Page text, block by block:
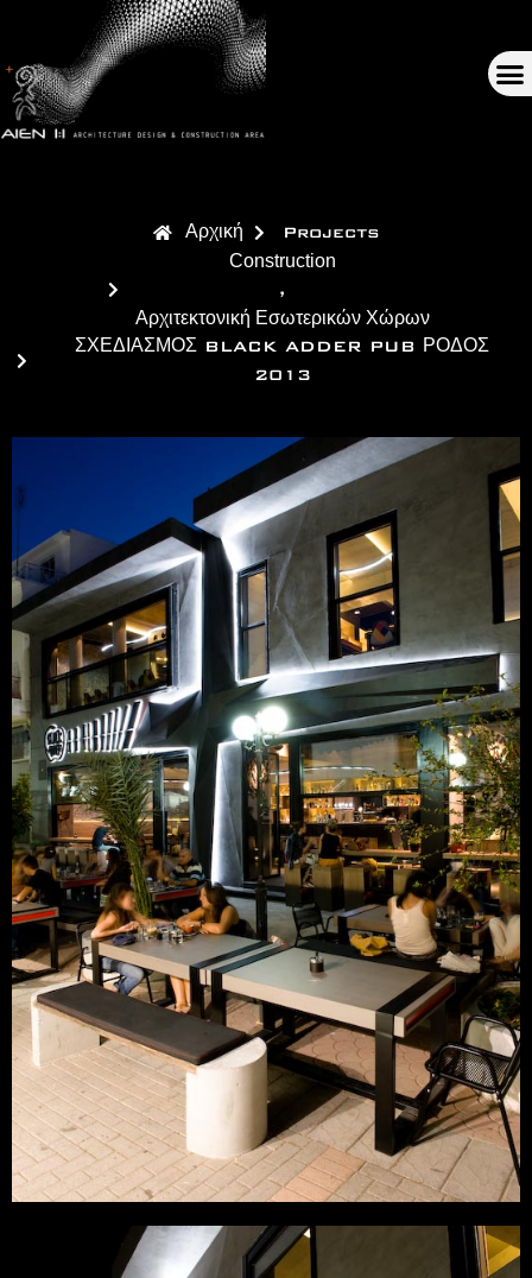
Αρχική
Projects
Construction
,
Αρχιτεκτονική Εσωτερικών Χώρων
ΣΧΕΔΙΑΣΜΟΣ BLACK ADDER PUB ΡΟΔΟΣ
2013